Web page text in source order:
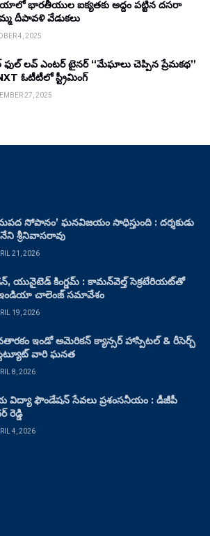
భారతీయుల ఐక్యతకు అద్దం పట్టిన దసరా
దీపావళి వేడుకలు
4, 2025
లవ్ ఎంటర్ టైనర్ “మేఘాలు చెప్పిన ప్రేమకథ”
ఓటీటీలో స్ట్రీమింగ్
27, 2025
సోపానం’ ఘనవిజయం సాధిస్తుంది : దర్శకుడు
శ్రీనివాసరావు
21, 2026
యునైటెడ్ కింగ్డమ్ : కామన్‌వెల్త్ సెక్రటేరియట్‌తో
ఇండియా చాలెంజ్ సమావేశం
19, 2026
ఇండో అమెరికన్ క్యాన్సర్ హాస్పిటల్ & రీసెర్చ్
వారి ఘనత
8, 2026
విద్యా ఫౌండేషన్ సేవలు ప్రశంసనీయం : డీజీపీ
రెడ్డి
4, 2026